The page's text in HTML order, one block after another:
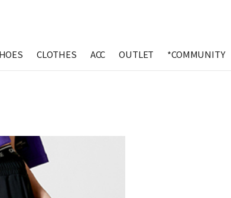
CLOTHES ACC OUTLET *COMMUNITY